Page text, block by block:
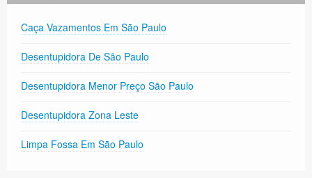
Caça Vazamentos Em São Paulo
Desentupidora De São Paulo
Desentupidora Menor Preço São Paulo
Desentupidora Zona Leste
Limpa Fossa Em São Paulo